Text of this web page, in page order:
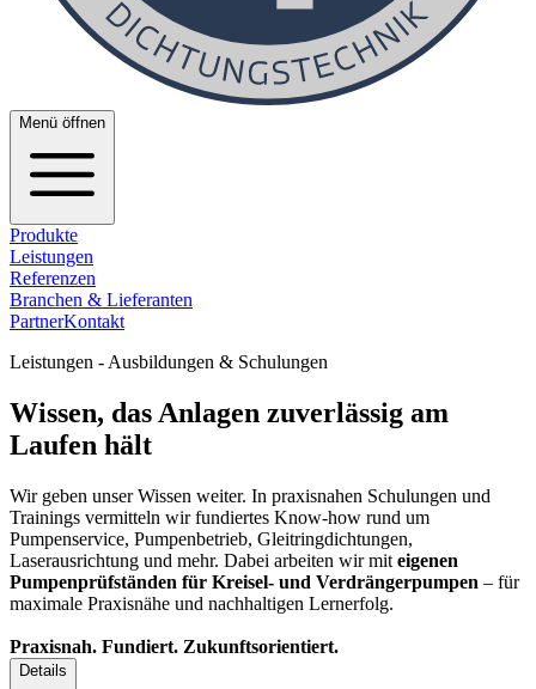
Menü öffnen
Produkte
Leistungen
Referenzen
Branchen & Lieferanten
PartnerKontakt
Leistungen - Ausbildungen & Schulungen
Wissen, das Anlagen zuverlässig am
Laufen hält
Wir geben unser Wissen weiter. In praxisnahen Schulungen und
Trainings vermitteln wir fundiertes Know-how rund um
Pumpenservice, Pumpenbetrieb, Gleitringdichtungen,
Laserausrichtung und mehr. Dabei arbeiten wir mit eigenen
Pumpenprüfständen für Kreisel- und Verdrängerpumpen – für
maximale Praxisnähe und nachhaltigen Lernerfolg.
Praxisnah. Fundiert. Zukunftsorientiert.
Details